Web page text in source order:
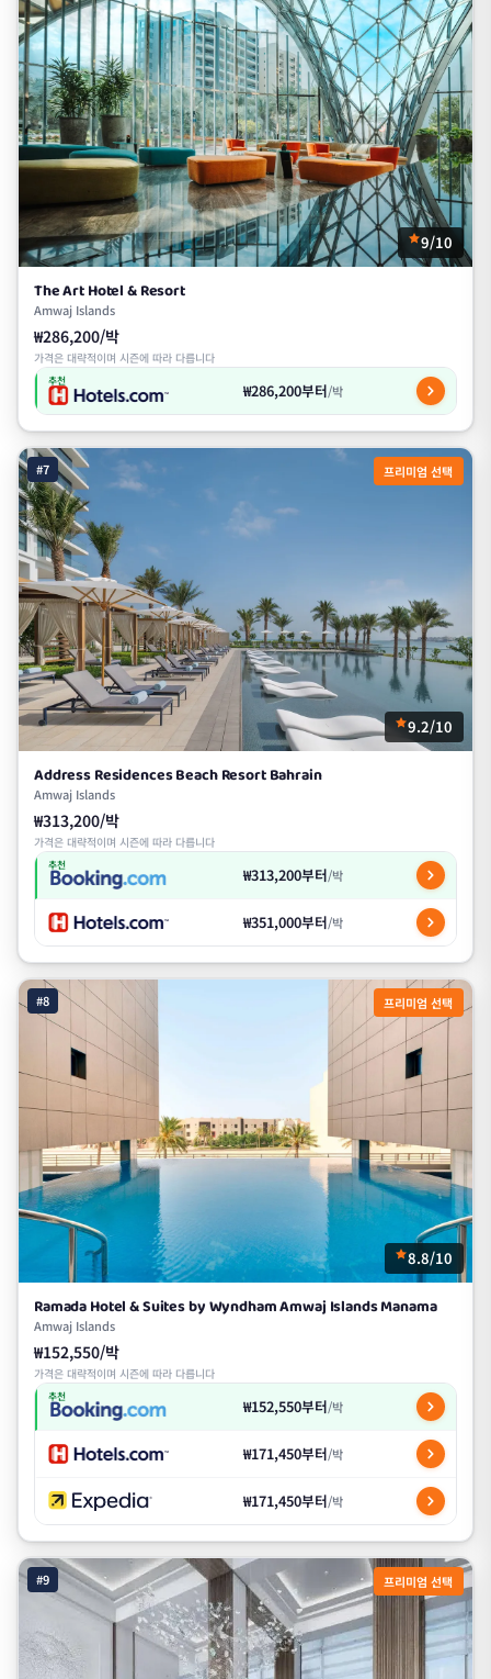
9/10
The Art Hotel & Resort
Amwaj Islands
₩286,200/박
가격은 대략적이며 시즌에 따라 다릅니다
추천 ₩286,200부터/박
#7 프리미엄 선택
9.2/10
Address Residences Beach Resort Bahrain
Amwaj Islands
₩313,200/박
가격은 대략적이며 시즌에 따라 다릅니다
추천 ₩313,200부터/박
₩351,000부터/박
#8 프리미엄 선택
8.8/10
Ramada Hotel & Suites by Wyndham Amwaj Islands Manama
Amwaj Islands
₩152,550/박
가격은 대략적이며 시즌에 따라 다릅니다
추천 ₩152,550부터/박
₩171,450부터/박
₩171,450부터/박
#9 프리미엄 선택